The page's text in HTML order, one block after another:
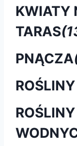
KWIATY
TARAS
PNĄCZA